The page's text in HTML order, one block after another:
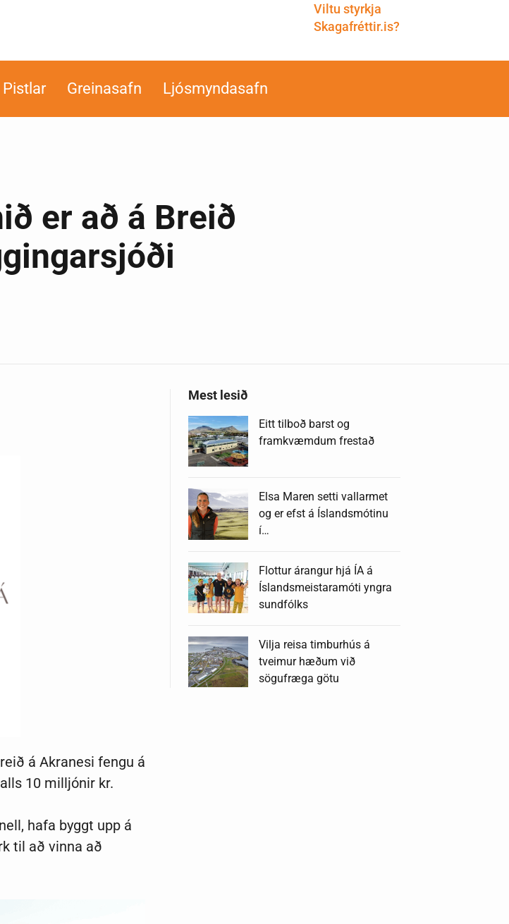
Viltu styrkja
Skagafréttir.is?
Pistlar Greinasafn Ljósmyndasafn
er að á Breið
á Akranesi fengu á
10 milljónir kr.
hafa byggt upp á
til að vinna að
Mest lesið
Eitt tilboð barst og
framkvæmdum frestað
Elsa Maren setti vallarmet
og er efst á Íslandsmótinu
í…
Flottur árangur hjá ÍA á
Íslandsmeistaramóti yngra
sundfólks
Vilja reisa timburhús á
tveimur hæðum við
sögufræga götu